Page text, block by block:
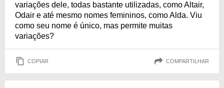
variações dele, todas bastante utilizadas, como Altair,
Odair e até mesmo nomes femininos, como Alda. Viu
como seu nome é único, mas permite muitas
variações?
COPIAR COMPARTILHAR